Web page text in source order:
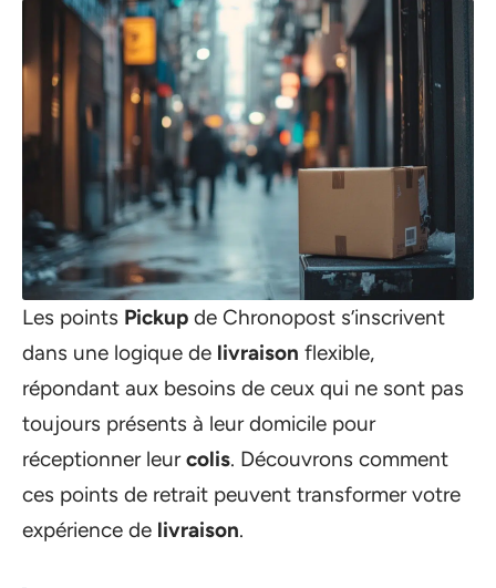
Les points Pickup de Chronopost s’inscrivent
dans une logique de livraison flexible,
répondant aux besoins de ceux qui ne sont pas
toujours présents à leur domicile pour
réceptionner leurcolis. Découvrons comment
ces points de retrait peuvent transformer votre
expérience de livraison.